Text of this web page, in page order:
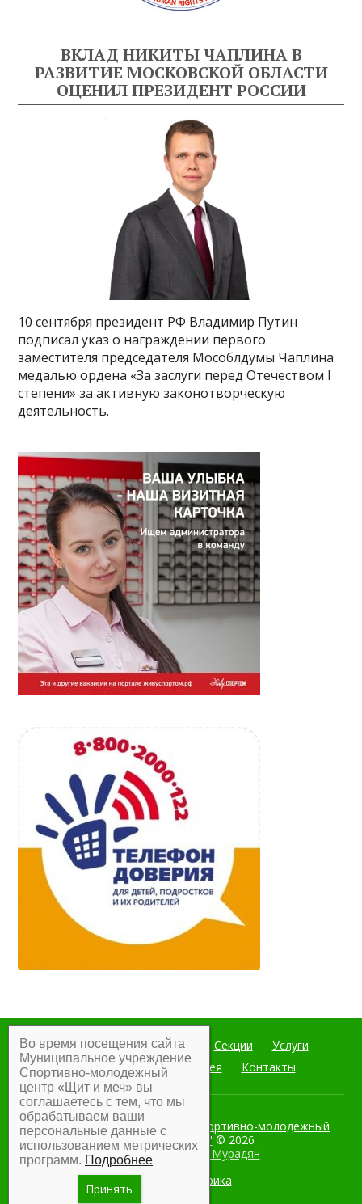
ВКЛАД НИКИТЫ ЧАПЛИНА В
РАЗВИТИЕ МОСКОВСКОЙ ОБЛАСТИ
ОЦЕНИЛ ПРЕЗИДЕНТ РОССИИ
10 сентября президент РФ Владимир Путин
подписал указ о награждении первого
заместителя председателя Мособлдумы Чаплина
медалью ордена «За заслуги перед Отечеством I
степени» за активную законотворческую
деятельность.
Главная Мероприятия Секции
Услуги
Документы
Фотогалерея Контакты
Муниципальное учреждение Спортивно-молодежный
центр "Щит и меч" © 2026
Разработка:Армен Мурадян
Во время посещения сайта
Муниципальное учреждение
Спортивно-молодежный
центр «Щит и меч» вы
соглашаетесь с тем, что мы
обрабатываем ваши
персональные данные с
использованием метрических
программ. Подробнее